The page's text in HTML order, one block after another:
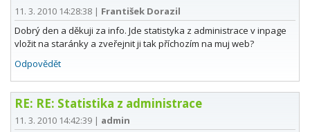
11. 3. 2010 14:28:38 | František Dorazil
Dobrý den a děkuji za info. Jde statistyka z administrace v inpage
vložit na staránky a zveřejnit ji tak příchozím na muj web?
Odpovědět
RE: RE: Statistika z administrace
11. 3. 2010 14:42:39 | admin